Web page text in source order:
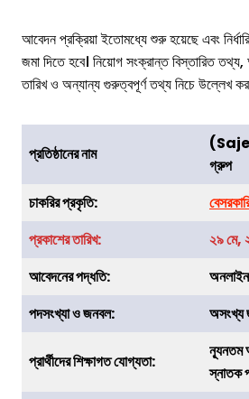
আবেদন প্রক্রিয়া ইতোমধ্যে শুরু হয়েছে এবং
জমা দিতে হবে। নিয়োগ সংক্রান্ত বিস্তারিত তথ্য,
তারিখ ও অন্যান্য গুরুত্বপূর্ণ তথ্য নিচে উল্লেখ
প্রতিষ্ঠানের নাম
(
গ্রুপ
চাকরিরপ্রকৃতি:
প্রকাশের তারিখ:
২৯ মে,
আবেদনের পদ্ধতি:
অনলাইন
পদসংখ্যা ও জনবল:
অসংখ্য
প্রার্থীদের শিক্ষাগত যোগ্যতা:
ন্যূনতম
স্নাতক